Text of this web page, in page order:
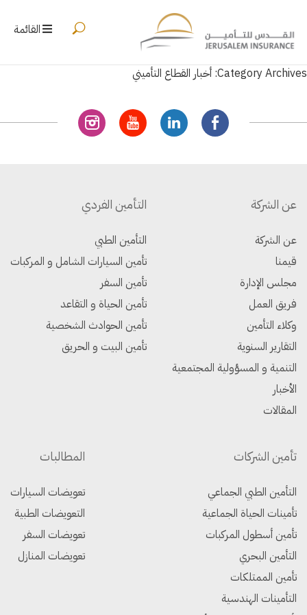
القائمة
Category Archives: أخبار القطاع التأميني
عن الشركة
عن الشركة
قيمنا
مجلس الإدارة
فريق العمل
وكلاء التأمين
التقارير السنوية
التنمية و المسؤولية المجتمعية
الأخبار
المقالات
التأمين الفردي
التأمين الطبي
تأمين السيارات الشامل و المركبات
تأمين السفر
تأمين الحياة و التقاعد
تأمين الحوادث الشخصية
تأمين البيت و الحريق
تأمين الشركات
التأمين الطبي الجماعي
تأمينات الحياة الجماعية
تأمين أسطول المركبات
التأمين البحري
تأمين الممتلكات
التأمينات الهندسية
المطالبات
تعويضات السيارات
التعويضات الطبية
تعويضات السفر
تعويضات المنازل